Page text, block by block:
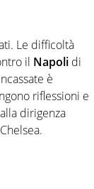
Le difficoltà
il Napoli di
è
riflessioni e
dirigenza